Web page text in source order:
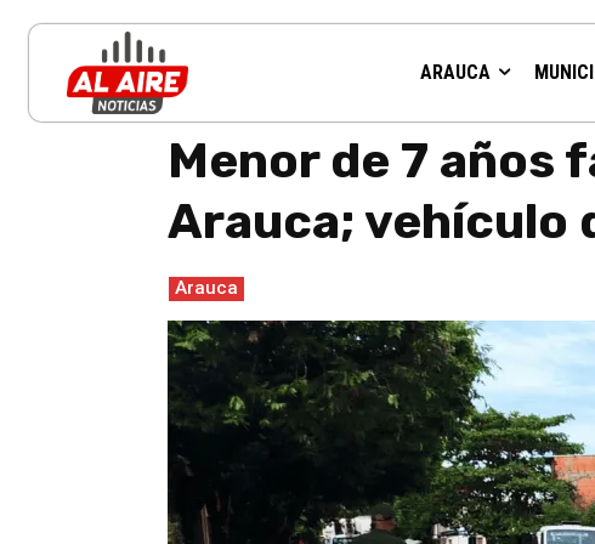
ARAUCA
Inicio
Menor de 7 años
Arauca; vehículo
Arauca